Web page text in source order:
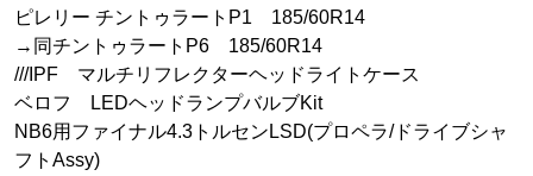
ピレリー チントゥラートP1 185/60R14
→同チントゥラートP6 185/60R14
///IPF マルチリフレクターヘッドライトケース
ベロフ LEDヘッドランプバルブKit
NB6用ファイナル4.3トルセンLSD(プロペラ/ドライブシャ
フトAssy)